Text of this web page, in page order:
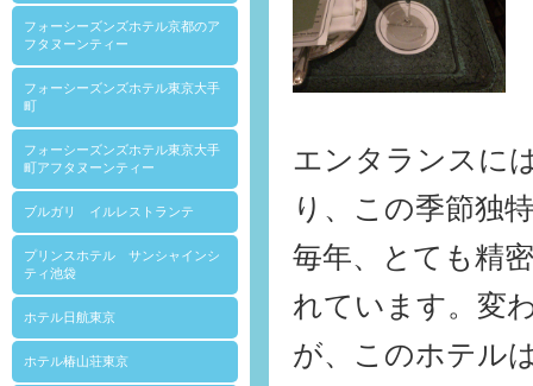
フォーシーズンズホテル京都のア
フタヌーンティー
フォーシーズンズホテル東京大手
町
フォーシーズンズホテル東京大手
町アフタヌーンティー
ブルガリ イルレストランテ
プリンスホテル サンシャインシ
ティ池袋
ホテル日航東京
ホテル椿山荘東京
エンタランスに
り、この季節独
毎年、とても精
れています。変
が、このホテル